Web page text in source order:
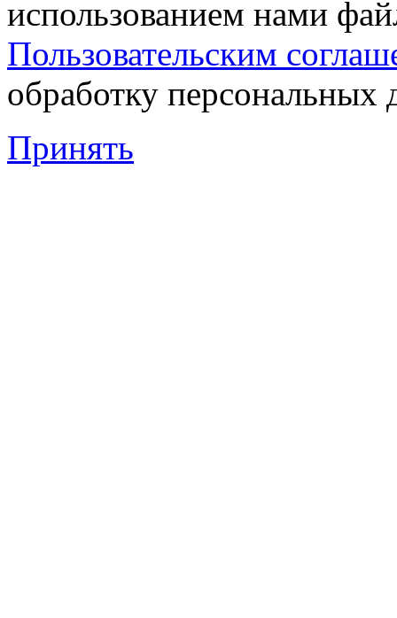
использованием нами
Пользовательским
обработку персональных
Принять